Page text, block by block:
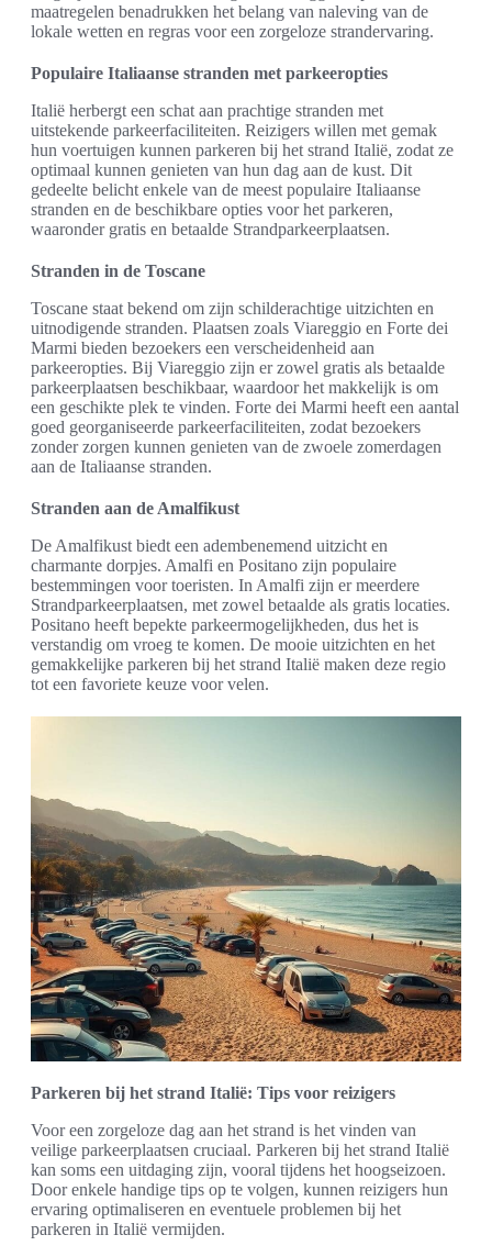
maatregelen benadrukken het belang van naleving van de
lokale wetten en regras voor een zorgeloze strandervaring.
Populaire Italiaanse stranden met parkeeropties
Italië herbergt een schat aan prachtige stranden met
uitstekende parkeerfaciliteiten. Reizigers willen met gemak
hun voertuigen kunnen parkeren bij het strand Italië, zodat ze
optimaal kunnen genieten van hun dag aan de kust. Dit
gedeelte belicht enkele van de meest populaire Italiaanse
stranden en de beschikbare opties voor het parkeren,
waaronder gratis en betaalde Strandparkeerplaatsen.
Stranden in de Toscane
Toscane staat bekend om zijn schilderachtige uitzichten en
uitnodigende stranden. Plaatsen zoals Viareggio en Forte dei
Marmi bieden bezoekers een verscheidenheid aan
parkeeropties. Bij Viareggio zijn er zowel gratis als betaalde
parkeerplaatsen beschikbaar, waardoor het makkelijk is om
een geschikte plek te vinden. Forte dei Marmi heeft een aantal
goed georganiseerde parkeerfaciliteiten, zodat bezoekers
zonder zorgen kunnen genieten van de zwoele zomerdagen
aan de Italiaanse stranden.
Stranden aan de Amalfikust
De Amalfikust biedt een adembenemend uitzicht en
charmante dorpjes. Amalfi en Positano zijn populaire
bestemmingen voor toeristen. In Amalfi zijn er meerdere
Strandparkeerplaatsen, met zowel betaalde als gratis locaties.
Positano heeft bepekte parkeermogelijkheden, dus het is
verstandig om vroeg te komen. De mooie uitzichten en het
gemakkelijke parkeren bij het strand Italië maken deze regio
tot een favoriete keuze voor velen.
Parkeren bij het strand Italië: Tips voor reizigers
Voor een zorgeloze dag aan het strand is het vinden van
veilige parkeerplaatsen cruciaal. Parkeren bij het strand Italië
kan soms een uitdaging zijn, vooral tijdens het hoogseizoen.
Door enkele handige tips op te volgen, kunnen reizigers hun
ervaring optimaliseren en eventuele problemen bij het
parkeren in Italië vermijden.